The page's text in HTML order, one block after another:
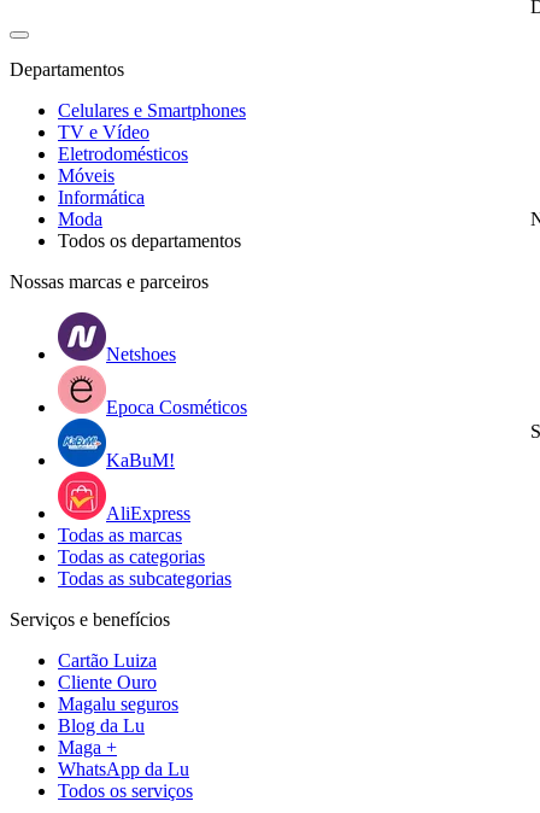
Departamentos
Celulares e Smartphones
TV e Vídeo
Eletrodomésticos
Móveis
Informática
Moda
Todos os departamentos
Nossas marcas e parceiros
Netshoes
Epoca Cosméticos
KaBuM!
AliExpress
Todas as marcas
Todas as categorias
Todas as subcategorias
Serviços e benefícios
Cartão Luiza
Cliente Ouro
Magalu seguros
Blog da Lu
Maga +
WhatsApp da Lu
Todos os serviços